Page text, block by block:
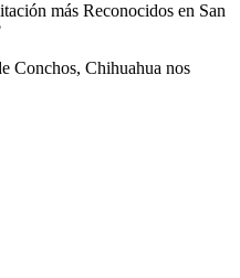
más Reconocidos en San
Conchos, Chihuahua nos